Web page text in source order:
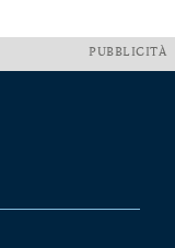
PUBBLICITÀ